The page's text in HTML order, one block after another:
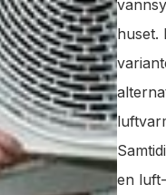
huset.
en